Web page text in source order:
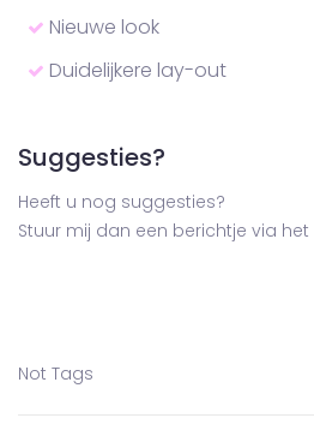
Nieuwe look
Duidelijkere lay-out
Suggesties?
Heeft u nog suggesties?
Stuur mij dan een berichtje via het
Not Tags